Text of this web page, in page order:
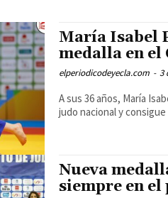
María Isabel
medalla en el
elperiodicodeyecla.com - 3
A sus 36 años, María
judo nacional y
Nueva
siempre en el